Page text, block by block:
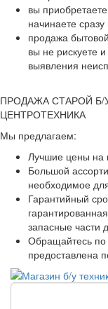
вы
начинаете
продажа
вы не рискуете
выявления
ПРОДАЖА СТАРОЙ Б/
ЦЕНТРОТЕХНИКА
Мы предлагаем:
Лучшие цены на
Большой
необходимое
Гарантийный
запасные части
Обращайтесь по
предоставлена